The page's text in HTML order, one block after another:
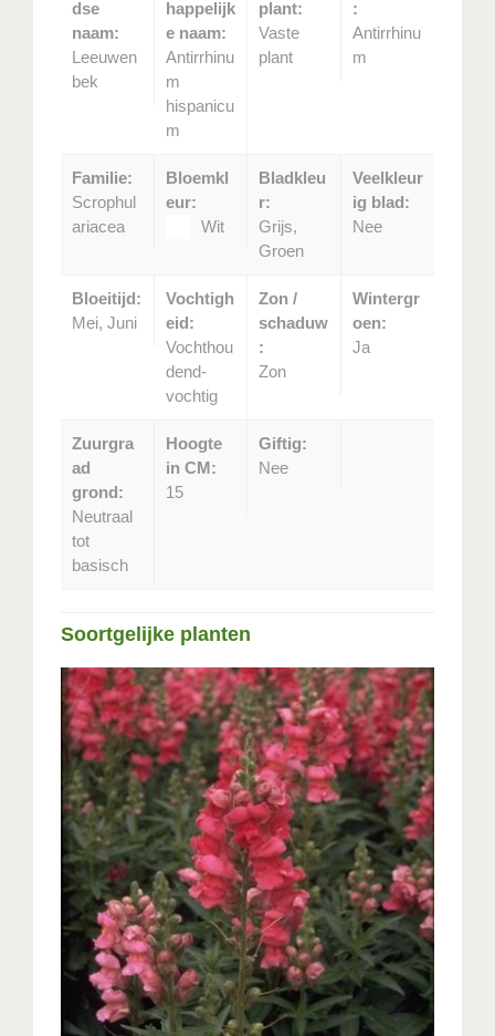
dse
naam:
Leeuwen
bek
happelijk
e naam:
Antirrhinu
m
hispanicu
m
plant:
Vaste
plant
:
Antirrhinu
m
Familie:
Scrophul
ariacea
Bloemkl
eur:
Wit
Bladkleu
r:
Grijs,
Groen
Veelkleur
ig blad:
Nee
Bloeitijd:
Mei, Juni
Vochtigh
eid:
Vochthou
dend-
vochtig
Zon /
schaduw
:
Zon
Wintergr
oen:
Ja
Zuurgra
ad
grond:
Neutraal
tot
basisch
Hoogte
in CM:
15
Giftig:
Nee
Soortgelijke planten